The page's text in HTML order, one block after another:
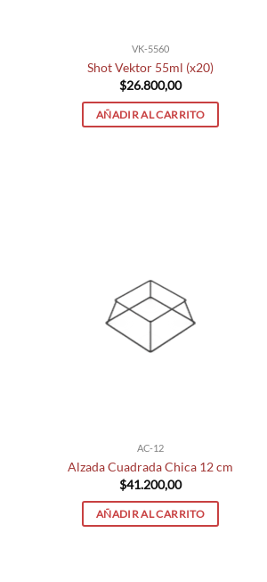
VK-5560
Shot Vektor 55ml (x20)
$26.800,00
AÑADIR AL CARRITO
AC-12
Alzada Cuadrada Chica 12 cm
$41.200,00
AÑADIR AL CARRITO